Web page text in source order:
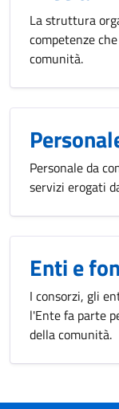
La struttura
competenze
comunità.
Personale da
servizi erogati
Enti e
I consorzi, gli
l'Ente fa parte
della comunità.